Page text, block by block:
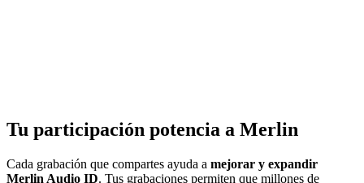
Tu participación potencia a Merlin
Cada grabación que compartes ayuda a mejorar y expandir
Merlin Audio ID. Tus grabaciones permiten que millones de